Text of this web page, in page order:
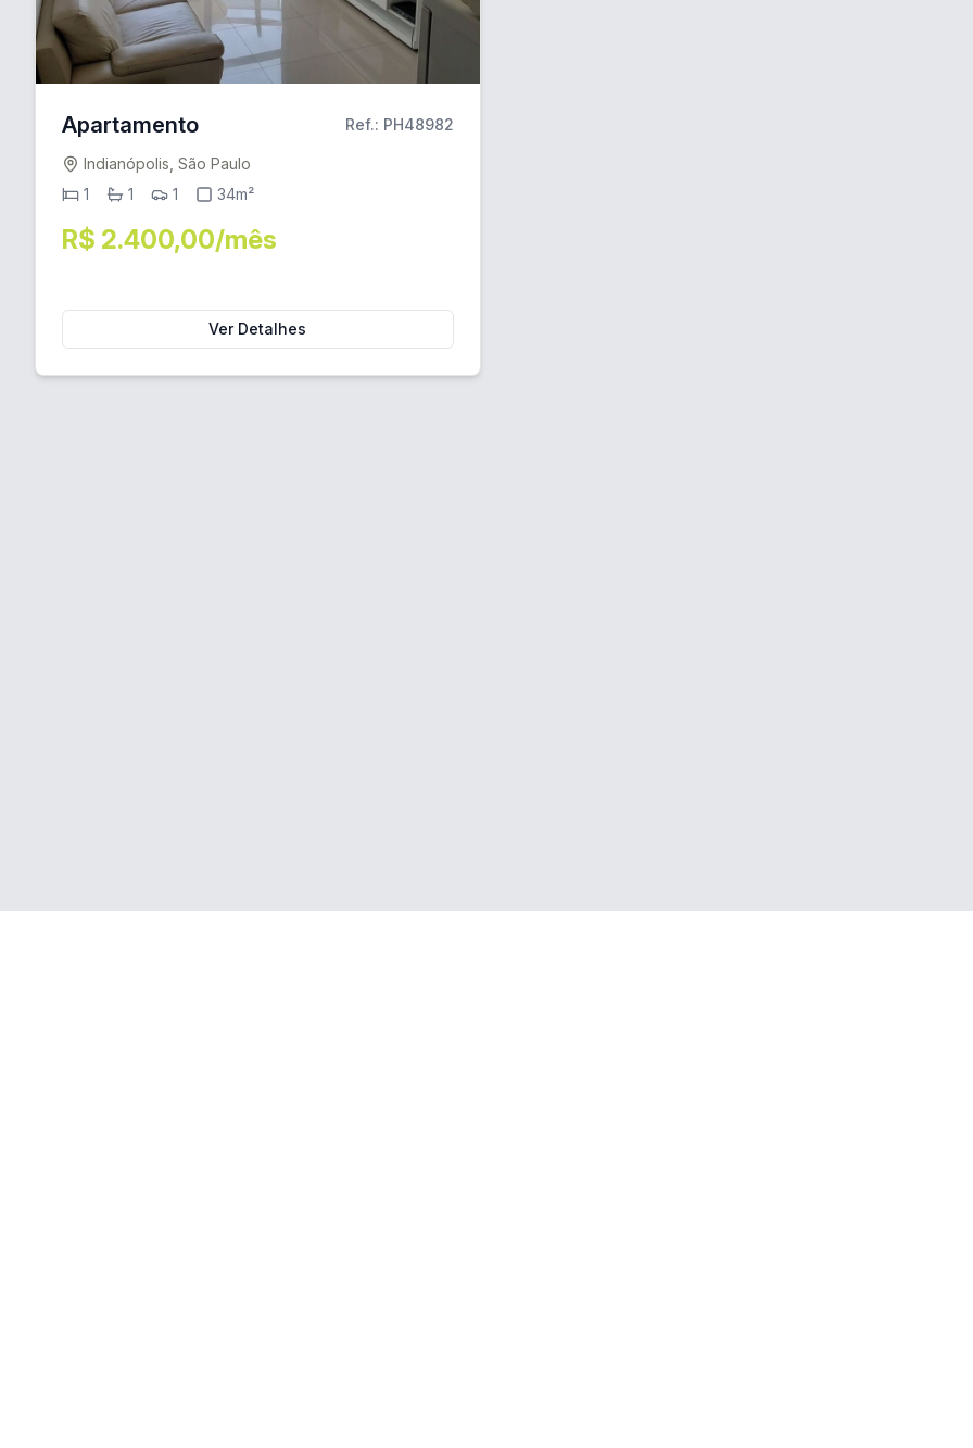
Apartamento Ref.: PH48982
Indianópolis, São Paulo
1
1 1 34m²
R$ 2.400,00/mês
Ver Detalhes